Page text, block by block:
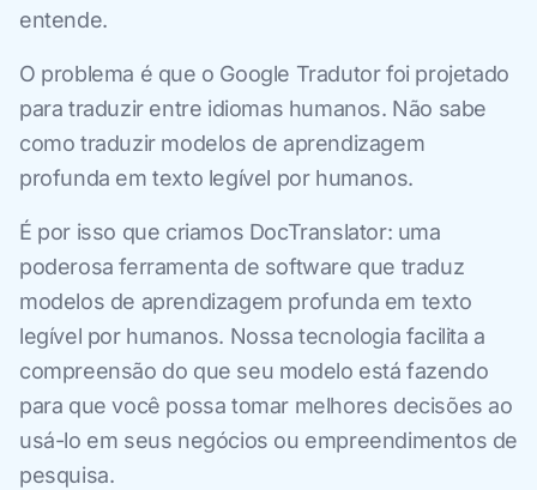
entende.
O problema é que o Google Tradutor foi projetado
para traduzir entre idiomas humanos. Não sabe
como traduzir modelos de aprendizagem
profunda em texto legível por humanos.
É por isso que criamos DocTranslator: uma
poderosa ferramenta de software que traduz
modelos de aprendizagem profunda em texto
legível por humanos. Nossa tecnologia facilita a
compreensão do que seu modelo está fazendo
para que você possa tomar melhores decisões ao
usá-lo em seus negócios ou empreendimentos de
pesquisa.